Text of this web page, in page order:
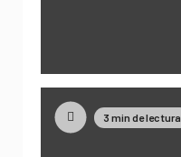
3 min de lectura